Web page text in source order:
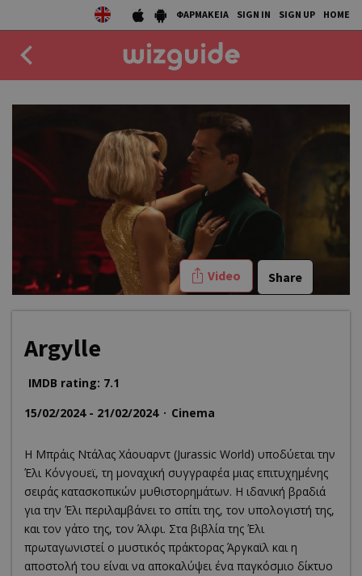
ΦΑΡΜΑΚΕΙΑ SIGN IN SIGN UP HOME
50 BEST
COLLECTIONS
STORIES
Video Share
Argylle
IMDB rating: 7.1
15/02/2024 - 21/02/2024
Cinema
Η Μπράις Ντάλας Χάουαρντ (Jurassic World) υποδύεται την
Έλι Κόνγουεϊ, τη μοναχική συγγραφέα μιας επιτυχημένης
σειράς κατασκοπικών μυθιστορημάτων. Η ιδανική βραδιά
για την Έλι περιλαμβάνει το σπίτι της, τον υπολογιστή της,
και τον γάτο της, τον Άλφι. Στα βιβλία της Έλι
πρωταγωνιστεί ο μυστικός πράκτορας Άργκαϊλ και η
αποστολή του είναι να αποκαλύψει ένα παγκόσμιο δίκτυο